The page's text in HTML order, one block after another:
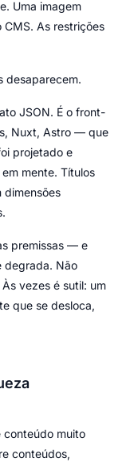
Uma imagem
As restrições
desaparecem.
JSON. É o front-
Nuxt, Astro — que
projetado e
mente. Títulos
dimensões
premissas — e
degrada. Não
vezes é sutil: um
que se desloca,
conteúdo muito
conteúdos,